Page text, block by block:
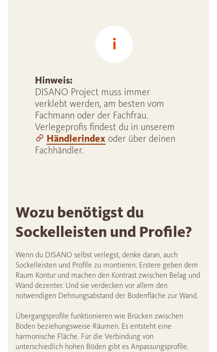
Hinweis:
DISANO Project muss immer
verklebt werden, am besten vom
Fachmann oder der Fachfrau.
Verlegeprofis findest du in unserem
Händlerindex oder über deinen
Fachhändler.
Wozu benötigst du
Sockelleisten und Profile?
Wenn du DISANO selbst verlegst, denke daran, auch
Sockelleisten und Profile zu montieren: Erstere geben dem
Raum Kontur und machen den Kontrast zwischen Belag und
Wand dezenter. Und sie verdecken vor allem den
notwendigen Dehnungsabstand der Bodenfläche zur Wand.
Übergangsprofile funktionieren wie Brücken zwischen
Böden beziehungsweise Räumen. Es entsteht eine
harmonische Fläche. Für die Verbindung von
unterschiedlich hohen Böden gibt es Anpassungsprofile.